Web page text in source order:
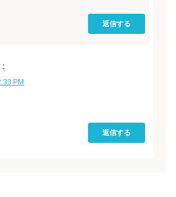
返信する
:
PM
返信する